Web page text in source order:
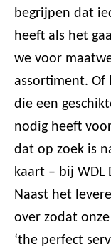
begrijpen dat
heeft als het
we voor
assortiment. Of
die een
nodig heeft
dat op zoek is
kaart – bij WDL
Naast het
over zodat
‘the perfect